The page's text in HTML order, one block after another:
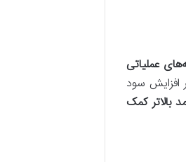
عملیاتی
افزایش سود
بالاتر کمک